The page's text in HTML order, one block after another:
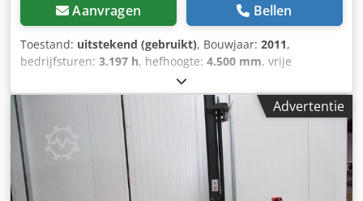
Aanvragen Bellen
Toestand: uitstekend (gebruikt), Bouwjaar: 2011,
bedrijfsturen: 3.197 h, hefhoogte: 4.500 mm, vrije
, brandstoftype:
triplex, vorklengte:1.150 mm, totale hoogte:2.070 mm,
kleur:
overig
, GVW: 1.707 kg Hefcapaciteit: 1.200 kg
Crsdozqv Ayspfx Adhsf NIEUWE BATTERIJCELLEN 24V 3PzS
375Ah 2026, 220V hoogfrequent lader, Vorklengte 1150
mm, Ruimte tussen vorken 660 mm, Breedte machine 900
mm, Stuurbekrachtiging, In Nederland garantie machine 3
maanden, in Nederland garantie batterij 1 jaar.
Advertentie